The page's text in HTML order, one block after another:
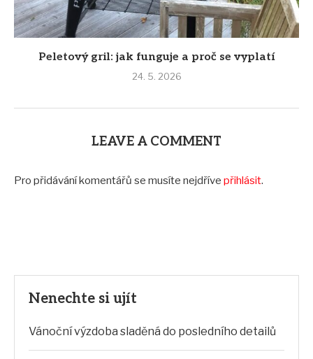
Peletový gril: jak funguje a proč se vyplatí
24. 5. 2026
LEAVE A COMMENT
Pro přidávání komentářů se musíte nejdříve přihlásit.
Nenechte si ujít
Vánoční výzdoba sladěná do posledního detailů